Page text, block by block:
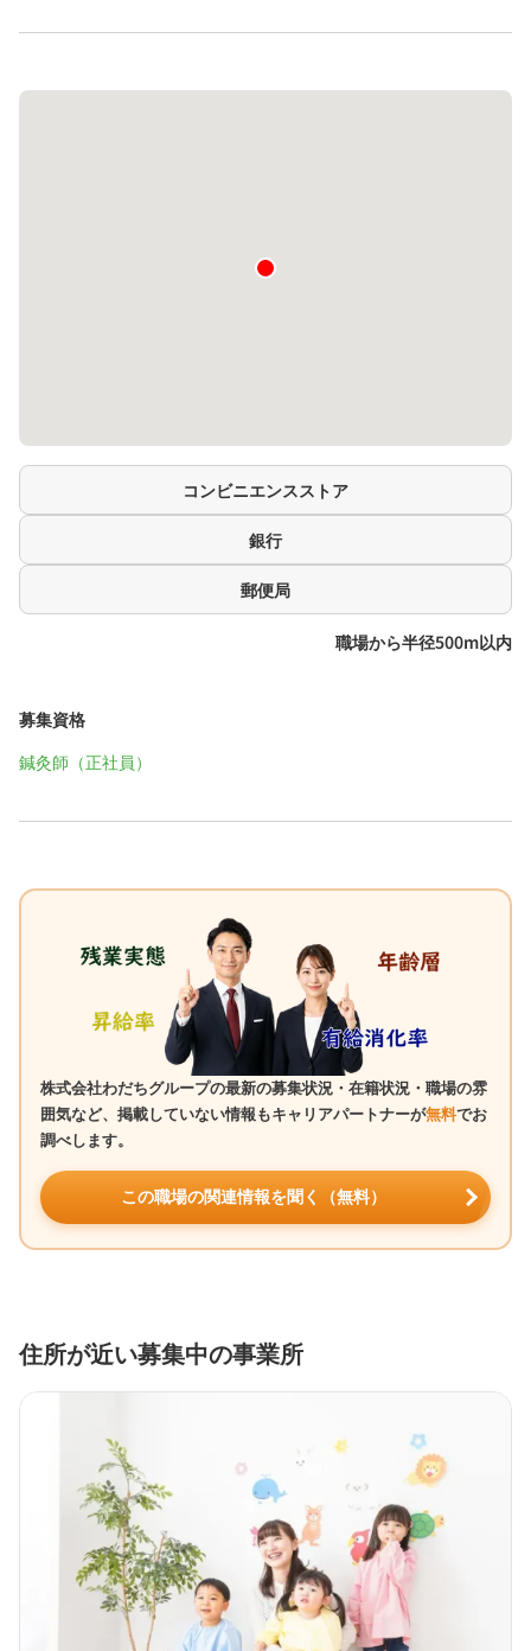
コンビニエンスストア
銀行
郵便局
職場から半径500m以内
募集資格
鍼灸師（正社員）
株式会社わだちグループの最新の募集状況・在籍状況・職場の雰
囲気など、掲載していない情報もキャリアパートナーが無料でお
調べします。
この職場の関連情報を聞く（無料）
住所が近い募集中の事業所